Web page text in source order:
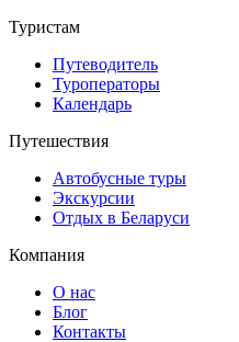
Туристам
Путеводитель
Туроператоры
Календарь
Путешествия
Автобусные туры
Экскурсии
Отдых в Беларуси
Компания
О нас
Блог
Контакты